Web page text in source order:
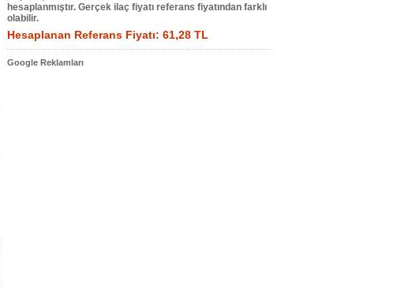
hesaplanmıştır. Gerçek ilaç fiyatı referans fiyatından farklı
olabilir.
Hesaplanan Referans Fiyatı: 61,28 TL
Google Reklamları